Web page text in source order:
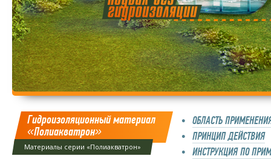
Гидроизоляционный материал
«Полиакватрон»
Материалы серии «Полиакватрон»
ОБЛАСТЬ
ПРИНЦИП ДЕЙСТВИЯ
ИНСТРУКЦИЯ ПО